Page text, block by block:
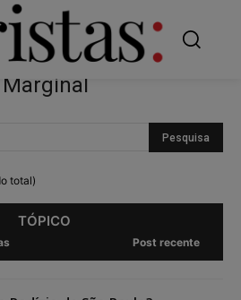
Marginal
total)
TÓPICO
Post recente